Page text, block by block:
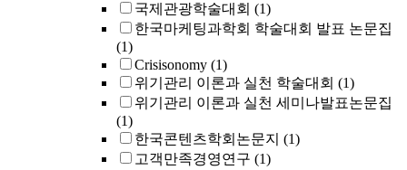
국제관광학술대회 (1)
한국마케팅과학회 학술대회 발표 논문집
(1)
Crisisonomy (1)
위기관리 이론과 실천 학술대회 (1)
위기관리 이론과 실천 세미나발표논문집
(1)
한국콘텐츠학회논문지 (1)
고객만족경영연구 (1)